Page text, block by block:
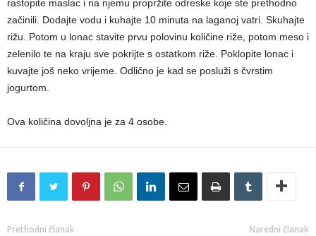
rastopite maslac i na njemu propržite odreske koje ste prethodno
začinili. Dodajte vodu i kuhajte 10 minuta na laganoj vatri. Skuhajte
rižu. Potom u lonac stavite prvu polovinu količine riže, potom meso i
zelenilo te na kraju sve pokrijte s ostatkom riže. Poklopite lonac i
kuvajte još neko vrijeme. Odlično je kad se posluži s čvrstim
jogurtom.
Ova količina dovoljna je za 4 osobe.
Prethodni članak Naredni članak